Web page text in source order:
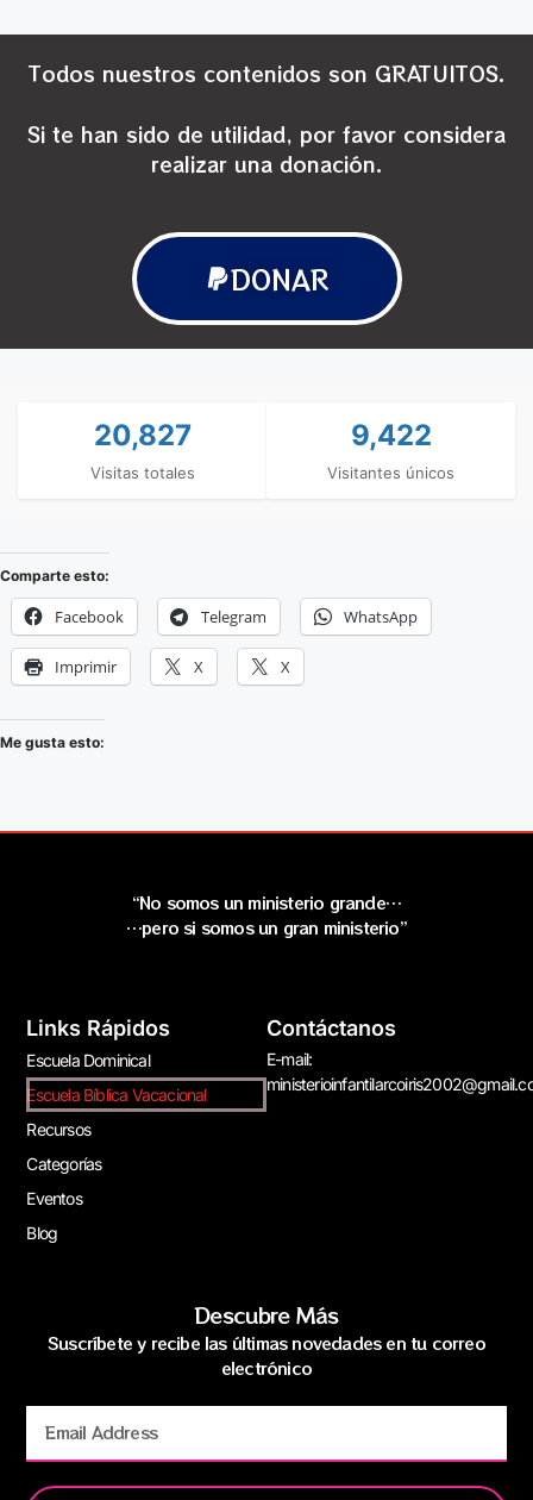
Todos nuestros contenidos son GRATUITOS.
Si te han sido de utilidad, por favor considera
realizar una donación.
DONAR
20,827
Visitas totales
9,422
Visitantes únicos
Comparte esto:
Facebook Telegram WhatsApp
Imprimir X X
Me gusta esto:
“No somos un ministerio grande…
…pero si somos un gran ministerio”
Links Rápidos
Escuela Dominical
Escuela Bíblica Vacacional
Recursos
Categorías
Eventos
Blog
Contáctanos
E-mail:
Descubre Más
Suscríbete y recibe las últimas novedades en tu correo
electrónico